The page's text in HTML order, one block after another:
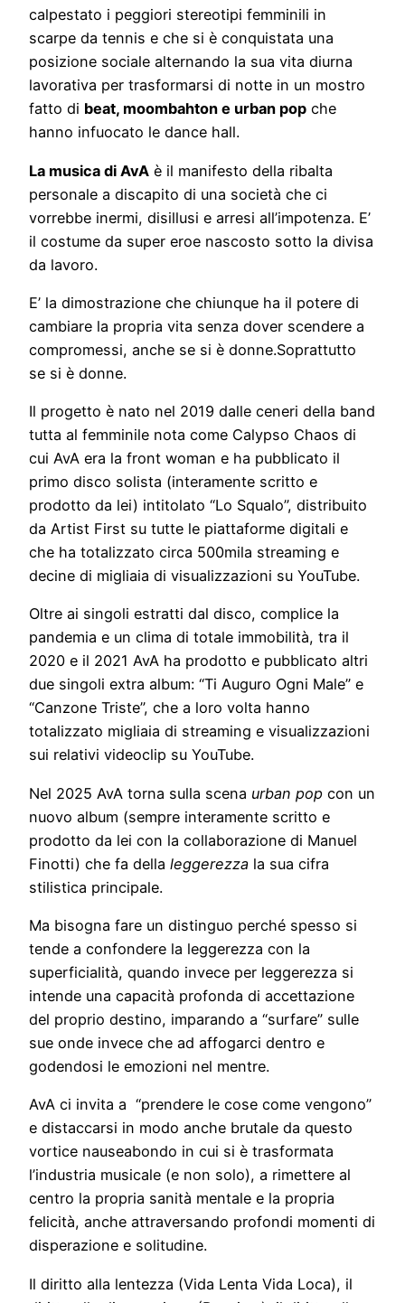
calpestato i peggiori stereotipi femminili in
scarpe da tennis e che si è conquistata una
posizione sociale alternando la sua vita diurna
lavorativa per trasformarsi di notte in un mostro
fatto di beat, moombahton e urban pop che
hanno infuocato le dance hall.
La musica di AvA è il manifesto della ribalta
personale a discapito di una società che ci
vorrebbe inermi, disillusi e arresi all’impotenza. E’
il costume da super eroe nascosto sotto la divisa
da lavoro.
E’ la dimostrazione che chiunque ha il potere di
cambiare la propria vita senza dover scendere a
compromessi, anche se si è donne.Soprattutto
se si è donne.
Il progetto è nato nel 2019 dalle ceneri della band
tutta al femminile nota come Calypso Chaos di
cui AvA era la front woman e ha pubblicato il
primo disco solista (interamente scritto e
prodotto da lei) intitolato “Lo Squalo”, distribuito
da Artist First su tutte le piattaforme digitali e
che ha totalizzato circa 500mila streaming e
decine di migliaia di visualizzazioni su YouTube.
Oltre ai singoli estratti dal disco, complice la
pandemia e un clima di totale immobilità, tra il
2020 e il 2021 AvA ha prodotto e pubblicato altri
due singoli extra album: “Ti Auguro Ogni Male” e
“Canzone Triste”, che a loro volta hanno
totalizzato migliaia di streaming e visualizzazioni
sui relativi videoclip su YouTube.
Nel 2025 AvA torna sulla scena urban pop con un
nuovo album (sempre interamente scritto e
prodotto da lei con la collaborazione di Manuel
Finotti) che fa della leggerezza la sua cifra
stilistica principale.
Ma bisogna fare un distinguo perché spesso si
tende a confondere la leggerezza con la
superficialità, quando invece per leggerezza si
intende una capacità profonda di accettazione
del proprio destino, imparando a “surfare” sulle
sue onde invece che ad affogarci dentro e
godendosi le emozioni nel mentre.
AvA ci invita a “prendere le cose come vengono”
e distaccarsi in modo anche brutale da questo
vortice nauseabondo in cui si è trasformata
l’industria musicale (e non solo), a rimettere al
centro la propria sanità mentale e la propria
felicità, anche attraversando profondi momenti di
disperazione e solitudine.
Il diritto alla lentezza (Vida Lenta Vida Loca), il